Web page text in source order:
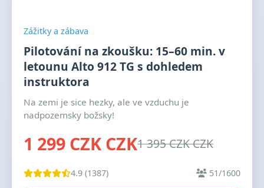
Zážitky a zábava
Pilotování na zkoušku: 15–60 min. v
letounu Alto 912 TG s dohledem
instruktora
Na zemi je sice hezky, ale ve vzduchu je
nadpozemsky božsky!
1 299 CZK CZK1 395 CZK CZK
4.9 (1387) 51/1600